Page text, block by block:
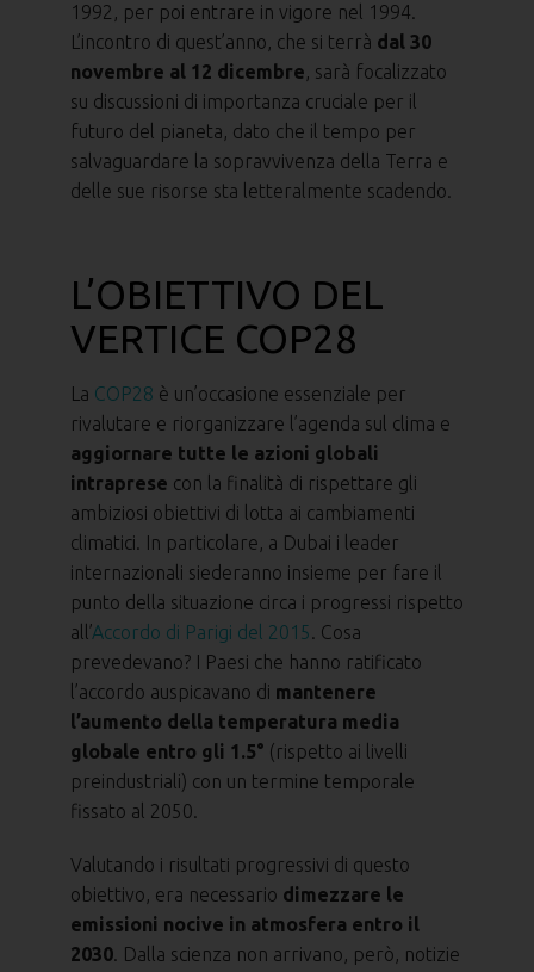
1992, per poi entrare in vigore nel 1994.
L’incontro di quest’anno, che si terrà dal 30
novembre al 12 dicembre, sarà focalizzato
su discussioni di importanza cruciale per il
futuro del pianeta, dato che il tempo per
salvaguardare la sopravvivenza della Terra e
delle sue risorse sta letteralmente scadendo.
L’OBIETTIVO DEL
VERTICE COP28
La COP28 è un’occasione essenziale per
rivalutare e riorganizzare l’agenda sul clima e
aggiornare tutte le azioni globali
intraprese con la finalità di rispettare gli
ambiziosi obiettivi di lotta ai cambiamenti
climatici. In particolare, a Dubai i leader
internazionali siederanno insieme per fare il
punto della situazione circa i progressi rispetto
all’Accordo di Parigi del 2015. Cosa
prevedevano? I Paesi che hanno ratificato
l’accordo auspicavano di mantenere
l’aumento della temperatura media
globale entro gli 1.5° (rispetto ai livelli
preindustriali) con un termine temporale
fissato al 2050.
Valutando i risultati progressivi di questo
obiettivo, era necessario dimezzare le
emissioni nocive in atmosfera entro il
2030. Dalla scienza non arrivano, però, notizie